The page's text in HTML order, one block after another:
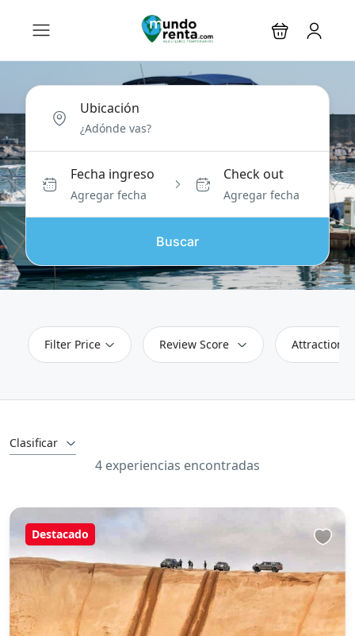
Ubicación
Fecha ingreso
Agregar fecha
Check out
Agregar fecha
Buscar
Filter Price Review Score Attractions
Clasificar
4 experiencias encontradas
Destacado